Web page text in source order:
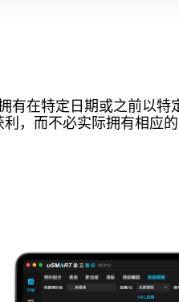
有在特定日期或之前以
利，而不必实际拥有相应